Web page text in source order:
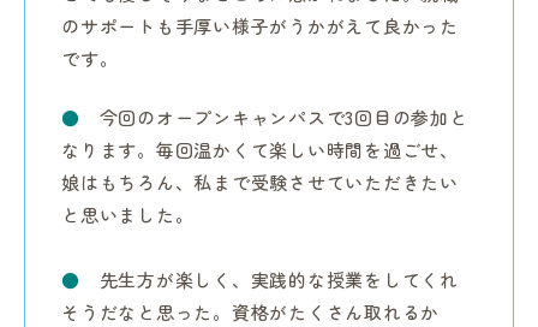
のサポートも手厚い様子がうかがえて良かった
です。
● 今回のオープンキャンパスで3回目の参加と
なります。毎回温かくて楽しい時間を過ごせ、
娘はもちろん、私まで受験させていただきたい
と思いました。
● 先生方が楽しく、実践的な授業をしてくれ
そうだなと思った。資格がたくさん取れるか